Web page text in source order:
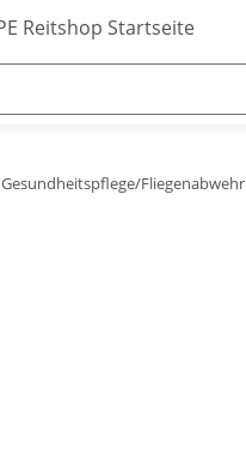
Gesundheitspflege/Fliegenabwehr